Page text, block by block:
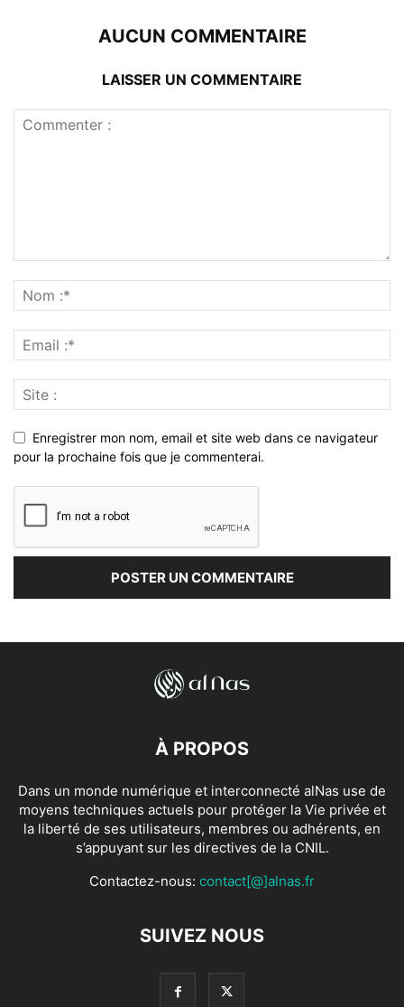
AUCUN COMMENTAIRE
LAISSER UN COMMENTAIRE
Enregistrer mon nom, email et site web dans ce navigateur
pour la prochaine fois que je commenterai.
À PROPOS
Dans un monde numérique et interconnecté alNas use de
moyens techniques actuels pour protéger la Vie privée et
la liberté de ses utilisateurs, membres ou adhérents, en
s’appuyant sur les directives de la CNIL.
Contactez-nous: contact[@]alnas.fr
SUIVEZ NOUS